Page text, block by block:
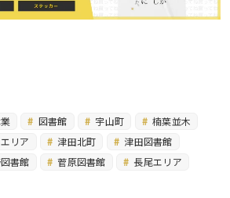
図書館 宇山町
楠葉並木
リア 津田北町
津田図書館
書館 菅原図書館
長尾エリア